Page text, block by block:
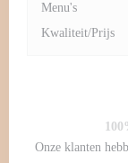
Menu's
Kwaliteit/Prijs
Onze klanten